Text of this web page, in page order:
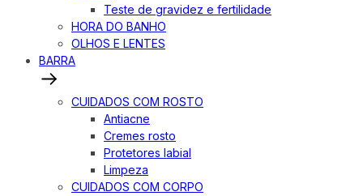
Teste de gravidez e fertilidade
HORA DO BANHO
OLHOS E LENTES
BARRA
CUIDADOS COM ROSTO
Antiacne
Cremes rosto
Protetores labial
Limpeza
CUIDADOS COM CORPO